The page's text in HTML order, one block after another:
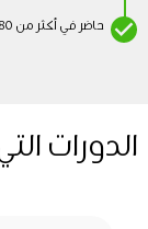
حاضر في أكثر من 80 مؤتمراً عن التسويق الرقمي.
الدورات